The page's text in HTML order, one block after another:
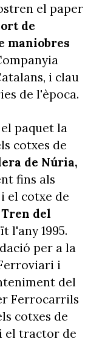
el paper
de
maniobres
i clau
de l'època.
paquet la
cotxes de
de Núria,
fins als
el cotxe de
Tren del
l'any 1995.
per a la
i
del
Ferrocarrils
cotxes de
i el tractor de